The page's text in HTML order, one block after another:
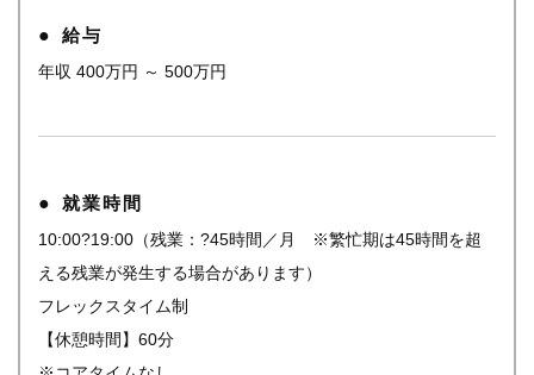
給与
年収 400万円 ～ 500万円
就業時間
10:00?19:00（残業：?45時間／月 ※繁忙期は45時間を超
える残業が発生する場合があります）
フレックスタイム制
【休憩時間】60分